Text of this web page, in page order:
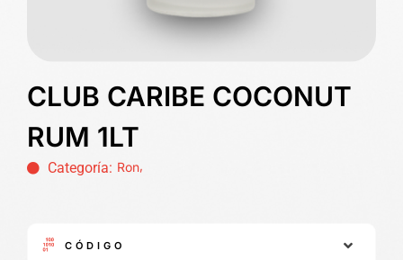
CLUB CARIBE COCONUT
RUM 1LT
Categoría: Ron,
CÓDIGO